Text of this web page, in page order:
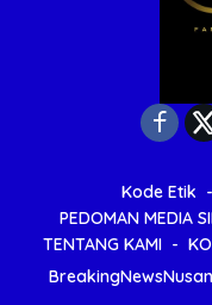
Kode Etik
PEDOMAN MEDIA
TENTANG KAMI